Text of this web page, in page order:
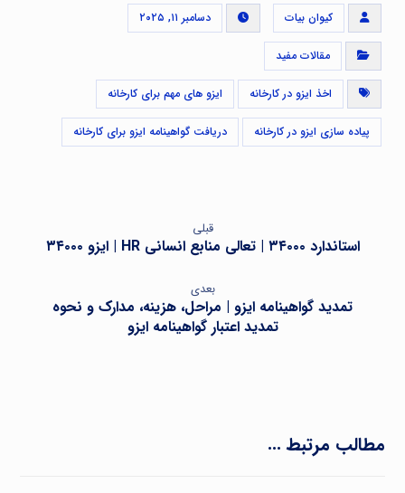
کیوان بیات دسامبر ۱۱, ۲۰۲۵
مقالات مفید
اخذ ایزو در کارخانه ایزو های مهم برای کارخانه
پیاده سازی ایزو در کارخانه دریافت گواهینامه ایزو برای کارخانه
قبلی
استاندارد ۳۴۰۰۰ | تعالی منابع انسانی HR | ایزو ۳۴۰۰۰
بعدی
تمدید گواهینامه ایزو | مراحل، هزینه، مدارک و نحوه
تمدید اعتبار گواهینامه ایزو
مطالب مرتبط ...